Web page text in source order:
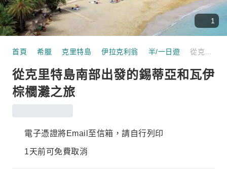
1
首頁 希臘 克里特島 伊拉克利翁 半/一日遊
從克里特島南部出發的錫蒂亞和瓦伊
棕櫚灘之旅
電子憑證將Email至信箱，請自行列印
1天前可免費取消